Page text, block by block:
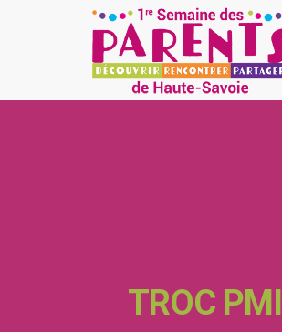
TROC PMI